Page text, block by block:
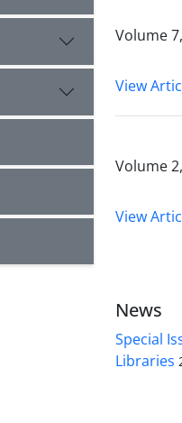
Volume
View
Volume
View
News
Special
Libraries